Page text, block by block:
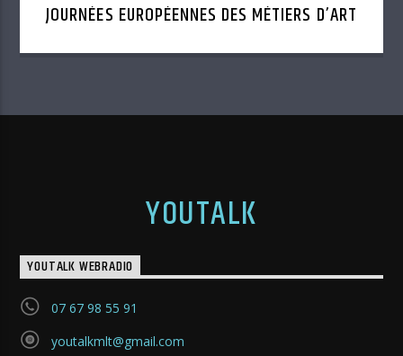
JOURNÉES EUROPÉENNES DES MÉTIERS D’ART
YOUTALK
YOUTALK WEBRADIO
07 67 98 55 91
youtalkmlt@gmail.com